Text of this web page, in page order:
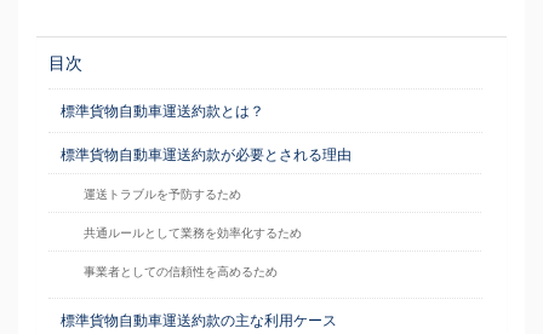
目次
標準貨物自動車運送約款とは？
標準貨物自動車運送約款が必要とされる理由
運送トラブルを予防するため
共通ルールとして業務を効率化するため
事業者としての信頼性を高めるため
標準貨物自動車運送約款の主な利用ケース